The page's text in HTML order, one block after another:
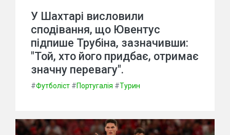
У Шахтарі висловили
сподівання, що Ювентус
підпише Трубіна, зазначивши:
"Той, хто його придбає, отримає
значну перевагу".
#Футболіст #Португалія #Турин